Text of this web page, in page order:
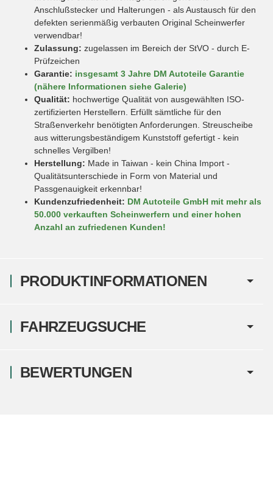
PRODUKTINFORMATIONEN
Anschlußstecker und Halterungen - als Austausch für den
defekten serienmäßig verbauten Original Scheinwerfer
verwendbar!
Zulassung: zugelassen im Bereich der StVO - durch E-
Prüfzeichen
Garantie: insgesamt 3 Jahre DM Autoteile Garantie
(nähere Informationen siehe Galerie)
Qualität: hochwertige Qualität von ausgewählten ISO-
zertifizierten Herstellern. Erfüllt sämtliche für den
Straßenverkehr benötigten Anforderungen. Streuscheibe
aus witterungsbeständigem Kunststoff gefertigt - kein
schnelles Vergilben!
Herstellung: Made in Taiwan - kein China Import -
Qualitätsunterschiede in Form von Material und
Passgenauigkeit erkennbar!
Kundenzufriedenheit: DM Autoteile GmbH mit mehr als
50.000 verkauften Scheinwerfern und einer hohen
Anzahl an zufriedenen Kunden!
FAHRZEUGSUCHE
BEWERTUNGEN